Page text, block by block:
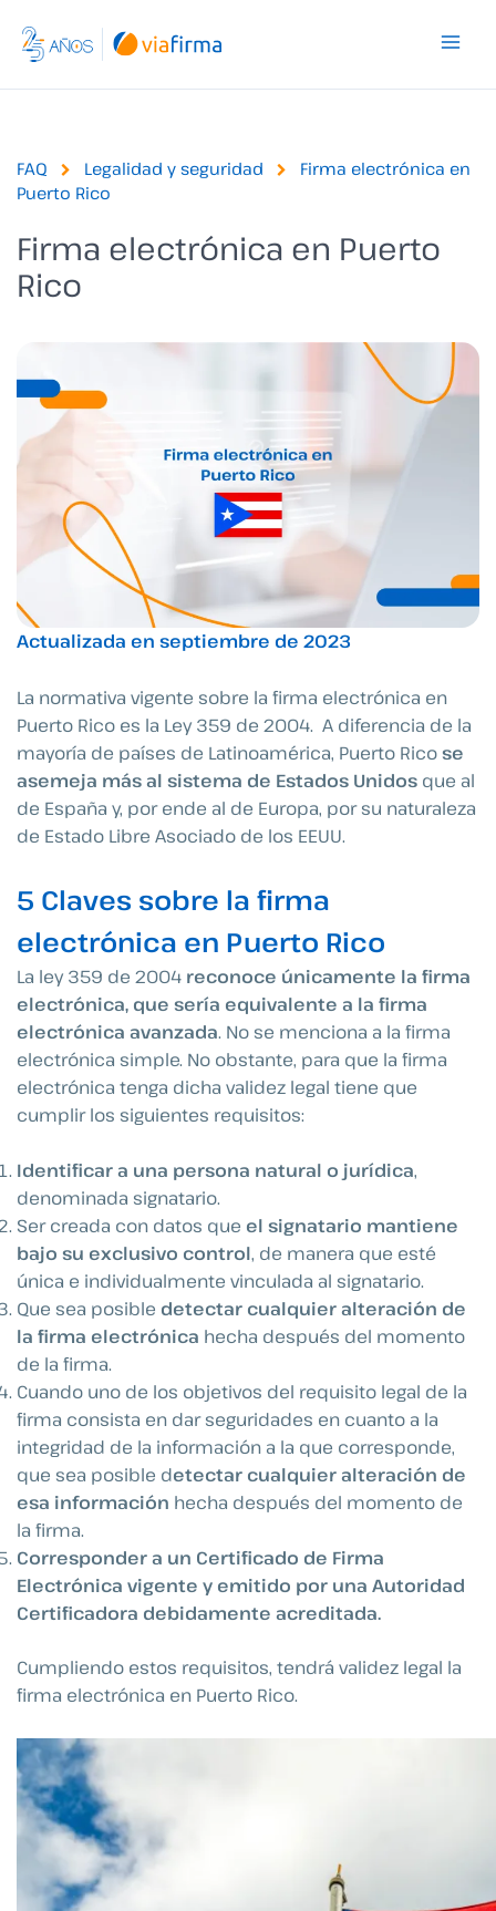
contenido
FAQ Legalidad y seguridad
Firma electrónica en
Puerto Rico
Firma electrónica en Puerto
Rico
Actualizada en septiembre de 2023
La normativa vigente sobre la firma electrónica en
Puerto Rico es la Ley 359 de 2004. A diferencia de la
mayoría de países de Latinoamérica, Puerto Ricose
asemeja más al sistema de Estados Unidos que al
de España y, por ende al de Europa, por su naturaleza
de Estado Libre Asociado de los EEUU.
5 Claves sobre la firma
electrónica en Puerto Rico
La ley 359 de 2004 reconoce únicamente la firma
electrónica, que sería equivalente a la firma
electrónica avanzada. No se menciona a la firma
electrónica simple. No obstante, para que la firma
electrónica tenga dicha validez legal tiene que
cumplir los siguientes requisitos:
Identificar a una persona natural o jurídica,
denominada signatario.
Ser creada con datos que el signatario mantiene
bajo su exclusivo control, de manera que esté
única e individualmente vinculada al signatario.
Que sea posible detectar cualquier alteración de
la firma electrónica hecha después del momento
de la firma.
Cuando uno de los objetivos del requisito legal de la
firma consista en dar seguridades en cuanto a la
integridad de la información a la que corresponde,
que sea posible detectar cualquier alteración de
esa información hecha después del momento de
la firma.
Corresponder a un Certificado de Firma
Electrónica vigente y emitido por una Autoridad
Certificadora debidamente acreditada.
Cumpliendo estos requisitos, tendrá validez legal la
firma electrónica en Puerto Rico.